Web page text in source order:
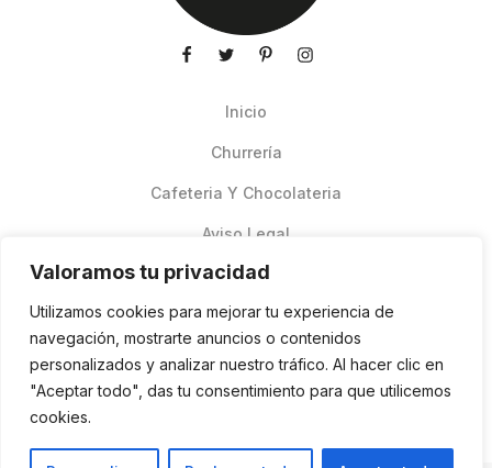
Valoramos tu privacidad
Utilizamos cookies para mejorar tu experiencia de
navegación, mostrarte anuncios o contenidos
personalizados y analizar nuestro tráfico. Al hacer clic en
"Aceptar todo", das tu consentimiento para que utilicemos
cookies.
Inicio
Churrería
Cafeteria Y Chocolateria
Aviso Legal
Pedidos Online Glovo
Contacto